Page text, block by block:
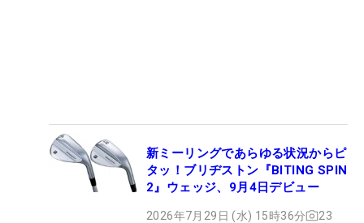
新ミーリングであらゆる状況からピ
タッ！ブリヂストン『BITING SPIN
2』ウェッジ、9月4日デビュー
2026年7月29日 (水) 15時36分 23